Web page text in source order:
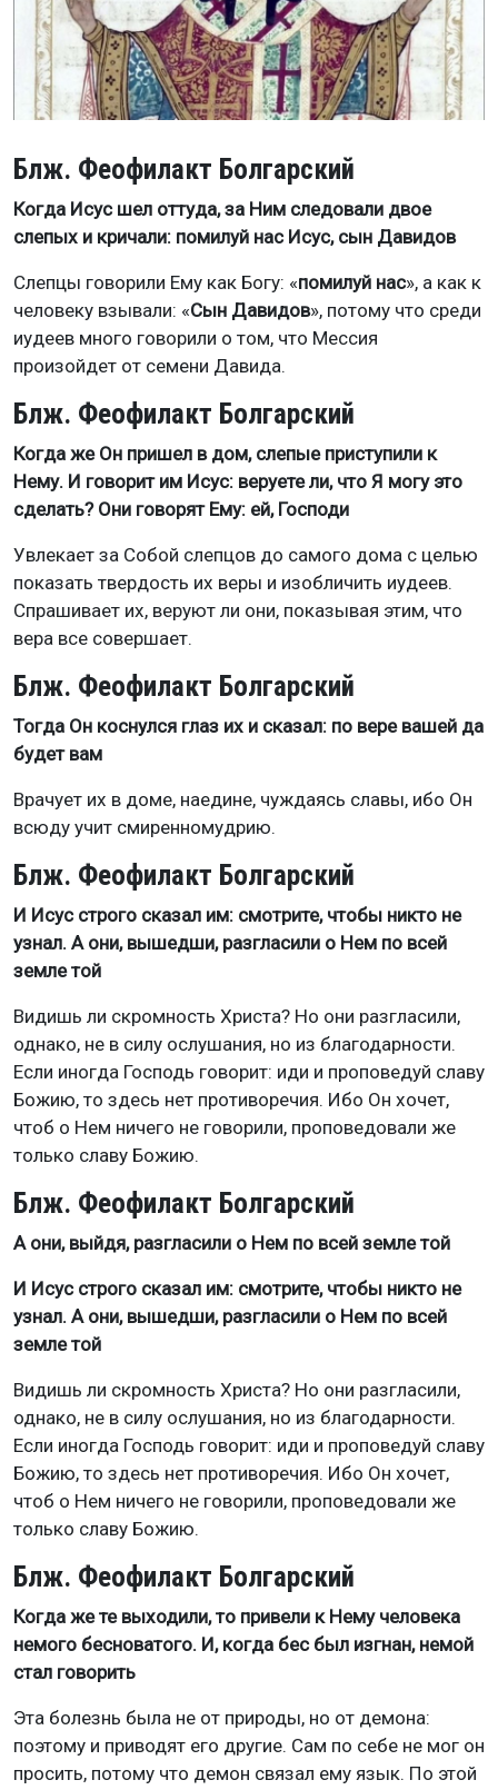
Блж. Феофилакт Болгарский
Когда Исус шел оттуда, за Ним следовали двое
слепых и кричали: помилуй нас Исус, сын Давидов
Слепцы говорили Ему как Богу: «помилуй нас», а как к
человеку взывали: «Сын Давидов», потому что среди
иудеев много говорили о том, что Мессия
произойдет от семени Давида.
Блж. Феофилакт Болгарский
Когда же Он пришел в дом, слепые приступили к
Нему. И говорит им Исус: веруете ли, что Я могу это
сделать? Они говорят Ему: ей, Господи
Увлекает за Собой слепцов до самого дома с целью
показать твердость их веры и изобличить иудеев.
Спрашивает их, веруют ли они, показывая этим, что
вера все совершает.
Блж. Феофилакт Болгарский
Тогда Он коснулся глаз их и сказал: по вере вашей да
будет вам
Врачует их в доме, наедине, чуждаясь славы, ибо Он
всюду учит смиренномудрию.
Блж. Феофилакт Болгарский
И Исус строго сказал им: смотрите, чтобы никто не
узнал. А они, вышедши, разгласили о Нем по всей
земле той
Видишь ли скромность Христа? Но они разгласили,
однако, не в силу ослушания, но из благодарности.
Если иногда Господь говорит: иди и проповедуй славу
Божию, то здесь нет противоречия. Ибо Он хочет,
чтоб о Нем ничего не говорили, проповедовали же
только славу Божию.
Блж. Феофилакт Болгарский
А они, выйдя, разгласили о Нем по всей земле той
И Исус строго сказал им: смотрите, чтобы никто не
узнал. А они, вышедши, разгласили о Нем по всей
земле той
Видишь ли скромность Христа? Но они разгласили,
однако, не в силу ослушания, но из благодарности.
Если иногда Господь говорит: иди и проповедуй славу
Божию, то здесь нет противоречия. Ибо Он хочет,
чтоб о Нем ничего не говорили, проповедовали же
только славу Божию.
Блж. Феофилакт Болгарский
Когда же те выходили, то привели к Нему человека
немого бесноватого. И, когда бес был изгнан, немой
стал говорить
Эта болезнь была не от природы, но от демона:
поэтому и приводят его другие. Сам по себе не мог он
просить, потому что демон связал ему язык. По этой